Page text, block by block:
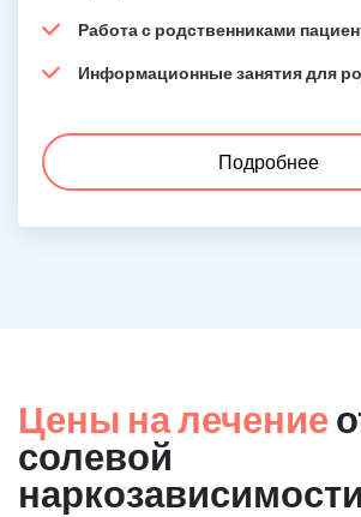
Работа с родственниками
Информационные занятия для
Подробнее
Цены на лечение
солевой